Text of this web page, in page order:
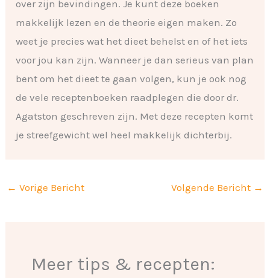
over zijn bevindingen. Je kunt deze boeken
makkelijk lezen en de theorie eigen maken. Zo
weet je precies wat het dieet behelst en of het iets
voor jou kan zijn. Wanneer je dan serieus van plan
bent om het dieet te gaan volgen, kun je ook nog
de vele receptenboeken raadplegen die door dr.
Agatston geschreven zijn. Met deze recepten komt
je streefgewicht wel heel makkelijk dichterbij.
← Vorige Bericht Volgende Bericht →
Meer tips & recepten: